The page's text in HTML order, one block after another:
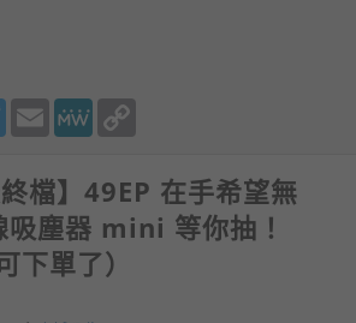
TwitterEmail MeWe
終檔】49EP 在手希望無
吸塵器 mini 等你抽！
下單了）